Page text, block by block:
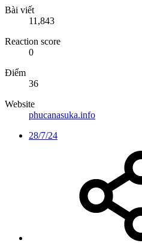
Bài viết
11,843
Reaction score
0
Điểm
36
Website
phucanasuka.info
28/7/24